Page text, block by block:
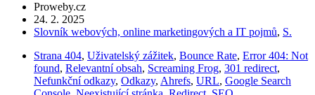
Proweby.cz
24. 2. 2025
Slovník webových, online marketingových a IT pojmů, S.
Strana 404, Uživatelský zážitek, Bounce Rate, Error 404: Not
found, Relevantní obsah, Screaming Frog, 301 redirect,
Nefunkční odkazy, Odkazy, Ahrefs, URL, Google Search